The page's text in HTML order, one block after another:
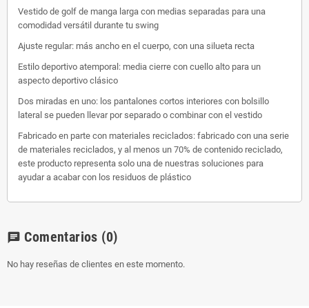
Vestido de golf de manga larga con medias separadas para una
comodidad versátil durante tu swing
Ajuste regular: más ancho en el cuerpo, con una silueta recta
Estilo deportivo atemporal: media cierre con cuello alto para un
aspecto deportivo clásico
Dos miradas en uno: los pantalones cortos interiores con bolsillo
lateral se pueden llevar por separado o combinar con el vestido
Fabricado en parte con materiales reciclados: fabricado con una serie
de materiales reciclados, y al menos un 70% de contenido reciclado,
este producto representa solo una de nuestras soluciones para
ayudar a acabar con los residuos de plástico
chat Comentarios (0)
No hay reseñas de clientes en este momento.